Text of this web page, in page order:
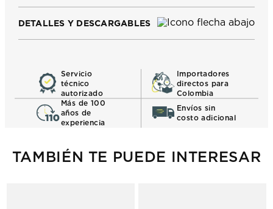
DETALLES Y DESCARGABLES
Servicio
técnico
autorizado
Importadores
directos para
Colombia
Más de 100
años de
experiencia
Envíos sin
costo adicional
TAMBIÉN TE PUEDE INTERESAR